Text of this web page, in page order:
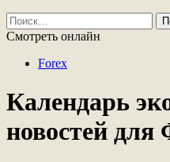
Найти:
Смотреть онлайн
Forex
Календарь
новостей для